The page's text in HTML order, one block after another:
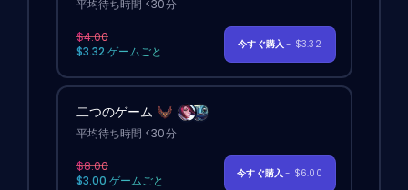
平均待ち時間 <30分
$4.00
$3.32 ゲームごと
今すぐ購入- $3.32
二つのゲーム
平均待ち時間 <30分
$8.00
$3.00 ゲームごと
今すぐ購入- $6.00